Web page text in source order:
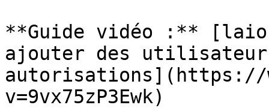
**Guide vidéo :**
ajouter des
autorisations](https://
v=9vx75zP3Ewk)